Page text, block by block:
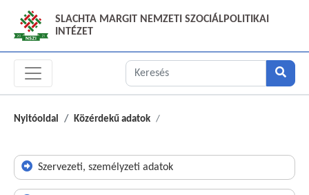
SLACHTA MARGIT NEMZETI SZOCIÁLPOLITIKAI
INTÉZET
Nyitóoldal Közérdekű adatok
Szervezeti, személyzeti adatok